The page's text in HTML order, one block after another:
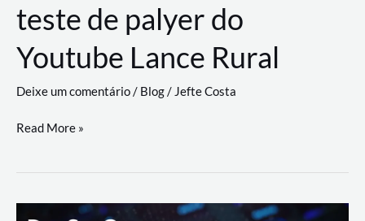
de
trabalho
com
a
workflows
teste de palyer do
Youtube Lance Rural
Deixe um comentário/ Blog/ Jefte Costa
teste
palyer
Read More »